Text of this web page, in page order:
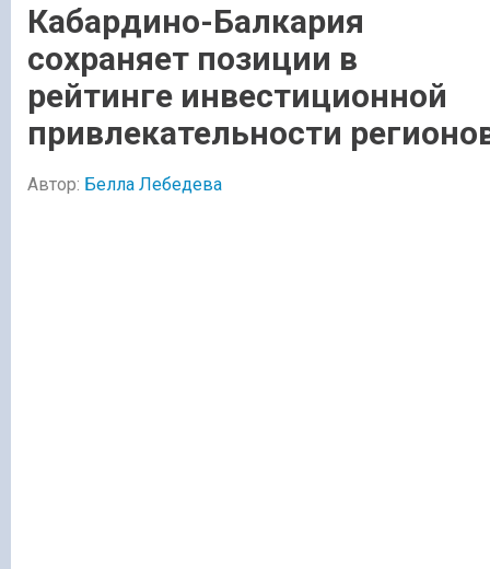
Кабардино-Балкария
сохраняет позиции в
рейтинге инвестиционной
привлекательности
Автор: Белла Лебедева